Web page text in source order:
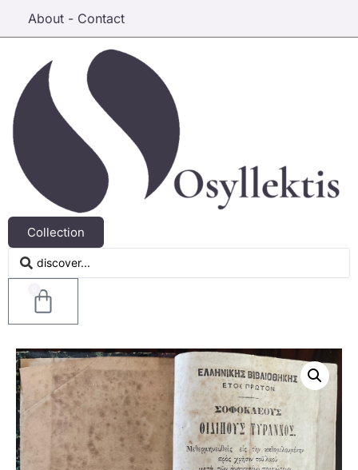
About - Contact
Collection